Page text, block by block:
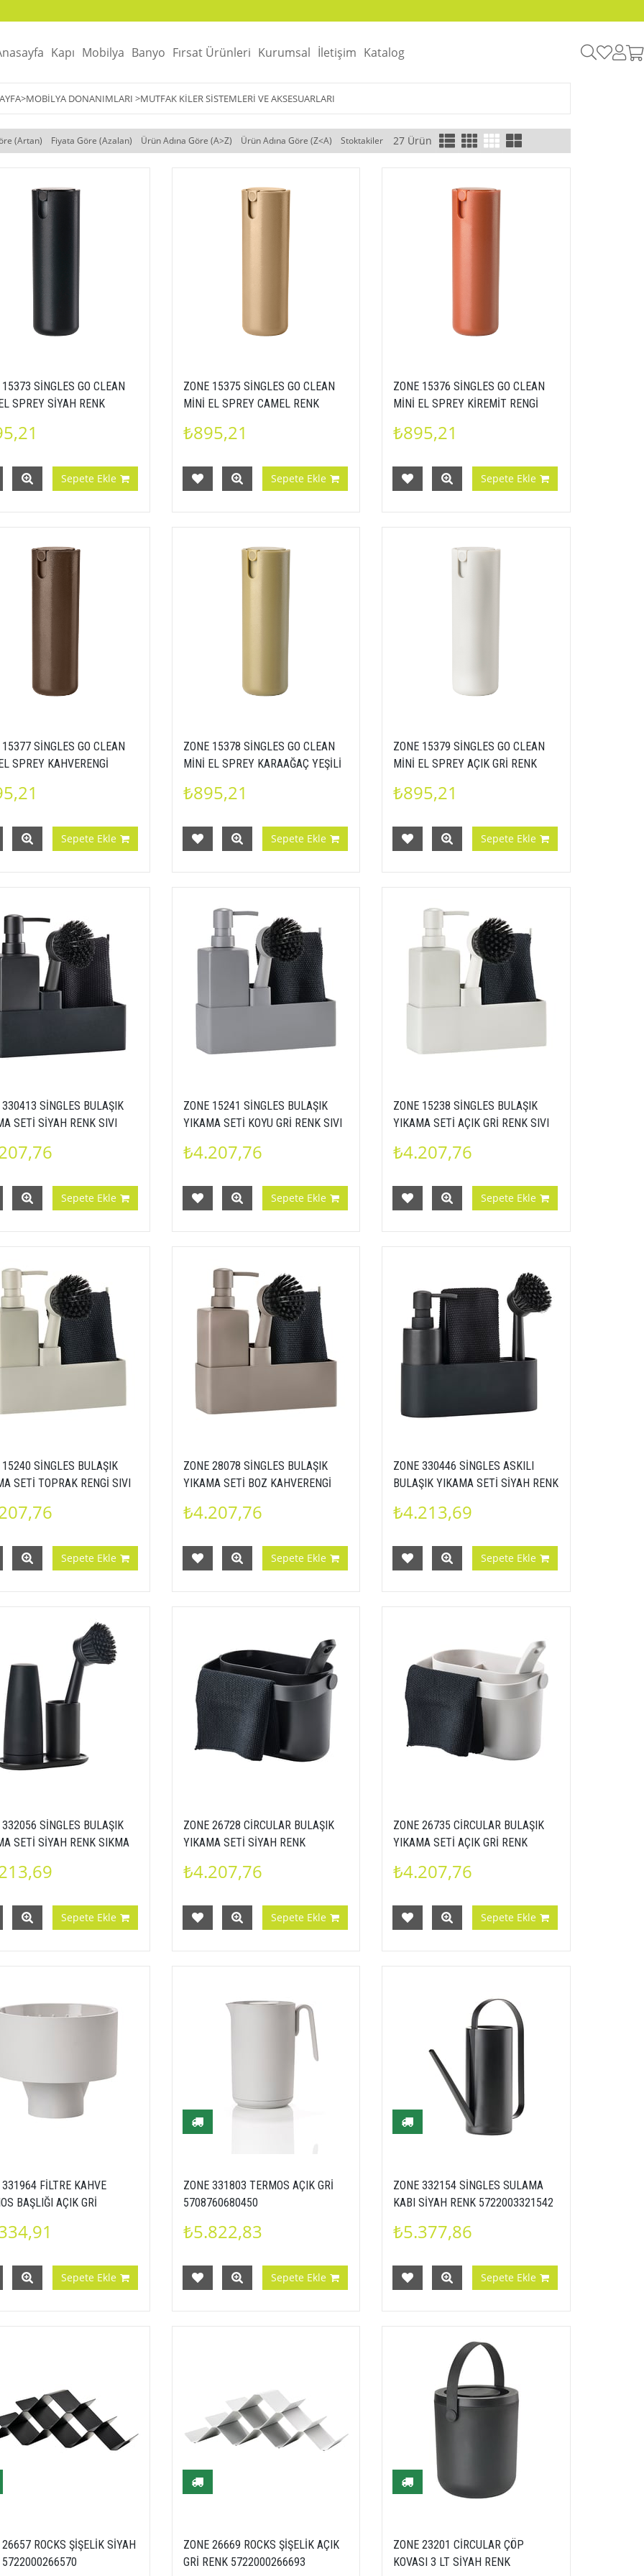
Kapı Mobilya Banyo Fırsat Ürünleri Kurumsal İletişim Katalog
>MOBILYA DONANIMLARI >MUTFAK KILER SISTEMLERI VE AKSESUARLARI
(Artan) Fiyata Göre (Azalan) Ürün Adına Göre (A>Z) Ürün Adına Göre (Z<A) Stoktakiler 27 Ürün
15373 SİNGLES GO CLEAN
SPREY SİYAH RENK
Sepete Ekle
ZONE 15375 SİNGLES GO CLEAN
MİNİ EL SPREY CAMEL RENK
₺895,21
Sepete Ekle
ZONE 15376 SİNGLES GO CLEAN
MİNİ EL SPREY KİREMİT RENGİ
₺895,21
Sepete Ekle
15377 SİNGLES GO CLEAN
SPREY KAHVERENGİ
Sepete Ekle
ZONE 15378 SİNGLES GO CLEAN
MİNİ EL SPREY KARAAĞAÇ YEŞİLİ
₺895,21
Sepete Ekle
ZONE 15379 SİNGLES GO CLEAN
MİNİ EL SPREY AÇIK GRİ RENK
₺895,21
Sepete Ekle
330413 SİNGLES BULAŞIK
SETİ SİYAH RENK SIVI
Sepete Ekle
ZONE 15241 SİNGLES BULAŞIK
YIKAMA SETİ KOYU GRİ RENK SIVI
5722000152415
₺4.207,76
Sepete Ekle
ZONE 15238 SİNGLES BULAŞIK
YIKAMA SETİ AÇIK GRİ RENK SIVI
5722000152385
₺4.207,76
Sepete Ekle
15240 SİNGLES BULAŞIK
SETİ TOPRAK RENGİ SIVI
Sepete Ekle
ZONE 28078 SİNGLES BULAŞIK
YIKAMA SETİ BOZ KAHVERENGİ
BEZİ 5722000280781
₺4.207,76
Sepete Ekle
ZONE 330446 SİNGLES ASKILI
BULAŞIK YIKAMA SETİ SİYAH RENK
5708760674909
₺4.213,69
Sepete Ekle
332056 SİNGLES BULAŞIK
SETİ SİYAH RENK SIKMA
Sepete Ekle
ZONE 26728 CİRCULAR BULAŞIK
YIKAMA SETİ SİYAH RENK
₺4.207,76
Sepete Ekle
ZONE 26735 CİRCULAR BULAŞIK
YIKAMA SETİ AÇIK GRİ RENK
₺4.207,76
Sepete Ekle
331964 FİLTRE KAHVE
BAŞLIĞI AÇIK GRİ
Sepete Ekle
ZONE 331803 TERMOS AÇIK GRİ
5708760680450
₺5.822,83
Sepete Ekle
ZONE 332154 SİNGLES SULAMA
KABI SİYAH RENK 5722003321542
₺5.377,86
Sepete Ekle
26657 ROCKS ŞİŞELİK SİYAH
5722000266570
ZONE 26669 ROCKS ŞİŞELİK AÇIK
GRİ RENK 5722000266693
ZONE 23201 CİRCULAR ÇÖP
KOVASI 3 LT SİYAH RENK